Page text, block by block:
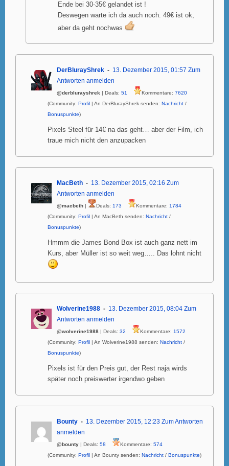
Ende bei 30-35€ gelandet ist !
Deswegen warte ich da auch noch. 49€ ist ok,
aber da geht nochwas
DerBlurayShrek 13. Dezember 2015, 01:57 Zum
Antworten anmelden
@derblurayshrek | Deals: 51 Kommentare: 7620
(Community: Profil | An DerBlurayShrek senden: Nachricht /
Bonuspunkte)
Pixels Steel für 14€ na das geht… aber der Film, ich
traue mich nicht den anzupacken
MacBeth 13. Dezember 2015, 02:16 Zum
Antworten anmelden
@macbeth | Deals: 173 Kommentare: 1784
(Community: Profil | An MacBeth senden: Nachricht /
Bonuspunkte)
Hmmm die James Bond Box ist auch ganz nett im
Kurs, aber Müller ist so weit weg….. Das lohnt nicht
Wolverine1988 13. Dezember 2015, 08:04 Zum
Antworten anmelden
@wolverine1988 | Deals: 32 Kommentare: 1572
(Community: Profil | An Wolverine1988 senden: Nachricht /
Bonuspunkte)
Pixels ist für den Preis gut, der Rest naja wirds
später noch preiswerter irgendwo geben
Bounty 13. Dezember 2015, 12:23 Zum Antworten
anmelden
@bounty | Deals: 58 Kommentare: 574
(Community: Profil | An Bounty senden: Nachricht / Bonuspunkte)